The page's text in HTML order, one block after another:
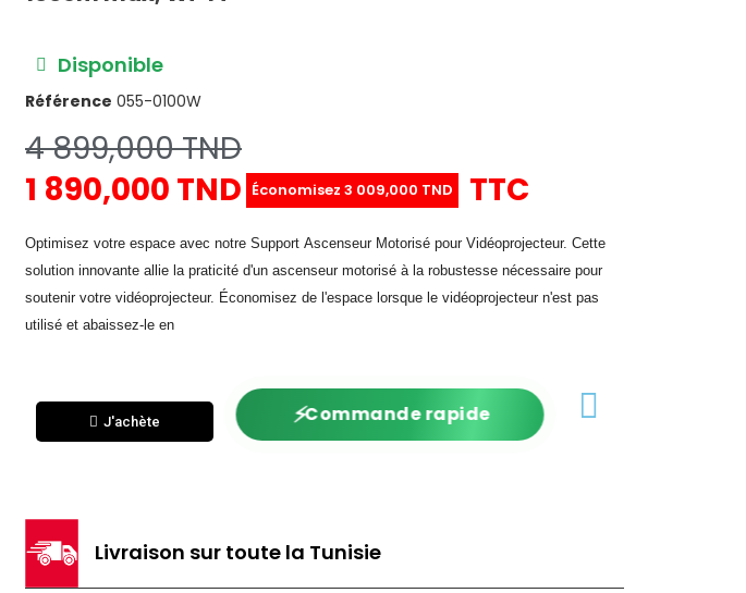
Disponible
Référence 055-0100W
4 899,000 TND
1 890,000 TND Économisez 3 009,000 TND TTC
Optimisez votre espace avec notre Support Ascenseur Motorisé pour Vidéoprojecteur. Cette
solution innovante allie la praticité d'un ascenseur motorisé à la robustesse nécessaire pour
soutenir votre vidéoprojecteur. Économisez de l'espace lorsque le vidéoprojecteur n'est pas
utilisé et abaissez-le en
J'achète ⚡Commande rapide
Livraison sur toute la Tunisie